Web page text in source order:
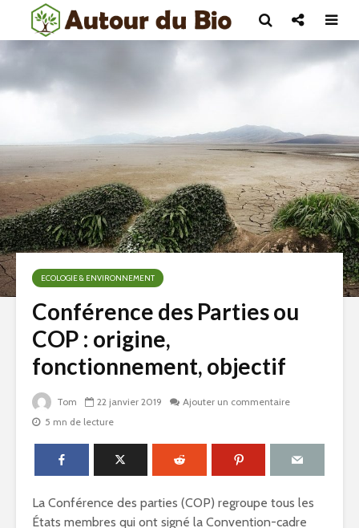
ECOLOGIE & ENVIRONNEMENT
Conférence des Parties ou
COP : origine,
fonctionnement, objectif
Tom 22 janvier 2019
Ajouter un commentaire
5 mn de lecture
La Conférence des parties (COP) regroupe tous les
États membres qui ont signé la Convention-cadre